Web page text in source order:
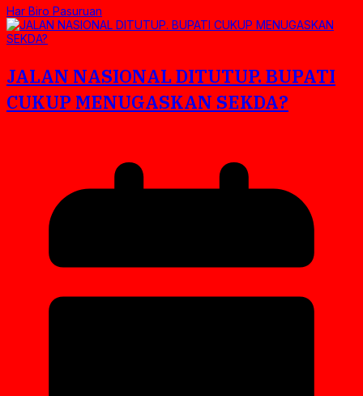
Har Biro Pasuruan
JALAN NASIONAL DITUTUP. BUPATI
CUKUP MENUGASKAN SEKDA?